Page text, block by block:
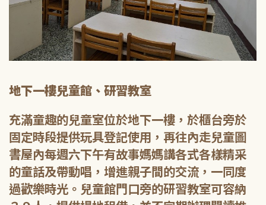
地下一樓兒童館、研習教室
充滿童趣的兒童室位於地下一樓，於櫃台旁於
固定時段提供玩具登記使用，再往內走兒童圖
書屋內每週六下午有故事媽媽講各式各樣精采
的童話及帶動唱，增進親子間的交流，一同度
過歡樂時光。兒童館門口旁的研習教室可容納